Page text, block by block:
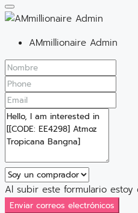
AMmillionaire Admin
Al subir este formulario
Enviar correos electrónicos